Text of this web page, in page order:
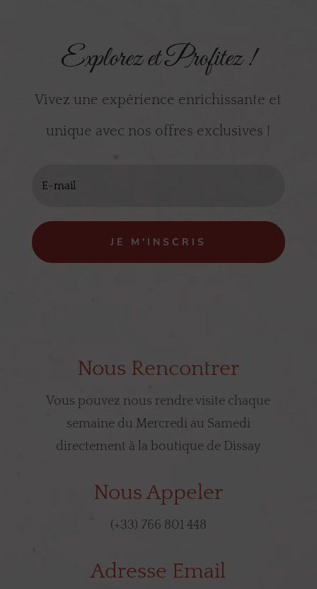
Explorez et Profitez !
Vivez une expérience enrichissante et
unique avec nos offres exclusives !
JE M'INSCRIS
Nous Rencontrer
Vous pouvez nous rendre visite chaque
semaine du Mercredi au Samedi
directement à la boutique de Dissay
Nous Appeler
(+33) 766 801 448
Adresse Email